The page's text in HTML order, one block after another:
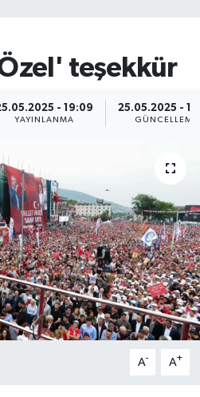
teşekkür
- 19:09
YAYINLANMA
25.05.2025 -
GÜNCELLEME
A- A+